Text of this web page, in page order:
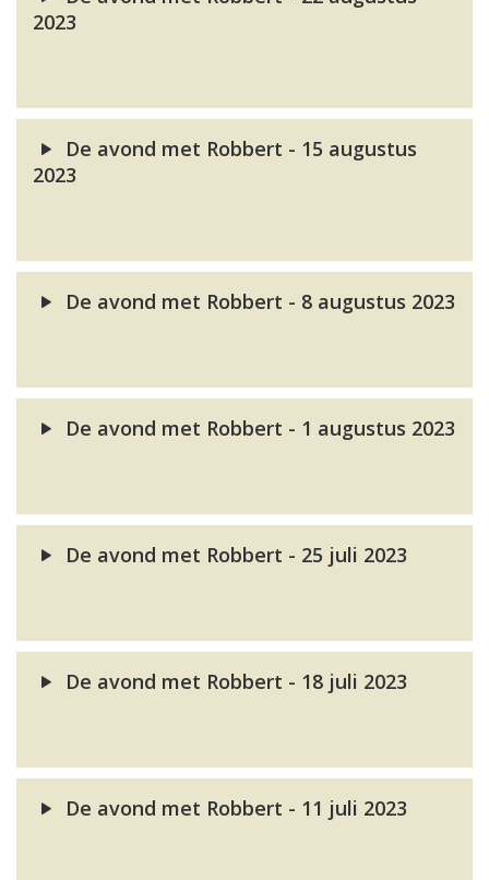
2023
De avond met Robbert - 15 augustus
2023
De avond met Robbert - 8 augustus 2023
De avond met Robbert - 1 augustus 2023
De avond met Robbert - 25 juli 2023
De avond met Robbert - 18 juli 2023
De avond met Robbert - 11 juli 2023